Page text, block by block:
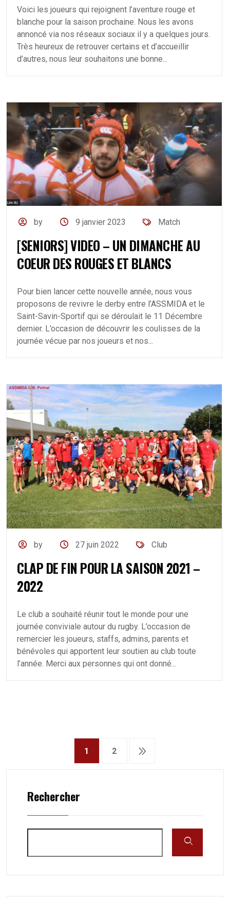
Voici les joueurs qui rejoignent l’aventure rouge et
blanche pour la saison prochaine. Nous les avons
annoncé via nos réseaux sociaux il y a quelques jours.
Très heureux de retrouver certains et d’accueillir
d’autres, nous leur souhaitons une bonne...
by 9 janvier 2023 Match
[SENIORS] VIDEO – UN DIMANCHE AU
COEUR DES ROUGES ET BLANCS
Pour bien lancer cette nouvelle année, nous vous
proposons de revivre le derby entre l’ASSMIDA et le
Saint-Savin-Sportif qui se déroulait le 11 Décembre
dernier. L’occasion de découvrir les coulisses de la
journée vécue par nos joueurs et nos...
by 27 juin 2022 Club
CLAP DE FIN POUR LA SAISON 2021 –
2022
Le club a souhaité réunir tout le monde pour une
journée conviviale autour du rugby. L’occasion de
remercier les joueurs, staffs, admins, parents et
bénévoles qui apportent leur soutien au club toute
l’année. Merci aux personnes qui ont donné...
1 2
Rechercher